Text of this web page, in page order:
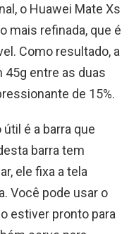
o Huawei Mate Xs
mais refinada, que é
Como resultado, a
45g entre as duas
de 15%.
é a barra que
barra tem
ele fixa a tela
Você pode usar o
estiver pronto para